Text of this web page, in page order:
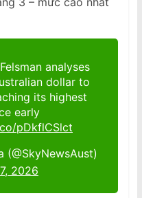
analyses
dollar to
its highest
early
pDkflCSlct
2026